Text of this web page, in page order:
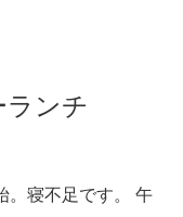
ンチ
。寝不足です。 午